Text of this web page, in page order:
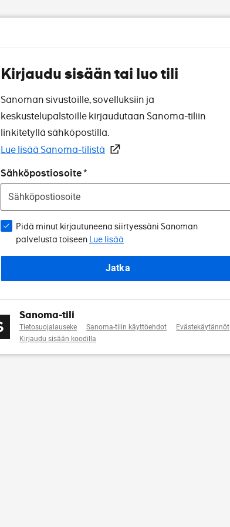
Kirjaudu sisään tai luo tili
Sanoman sivustoille, sovelluksiin ja
keskustelupalstoille kirjaudutaan Sanoma-tiliin
linkitetyllä sähköpostilla.
Lue lisää Sanoma-tilistä
Sähköpostiosoite
Pidä minut kirjautuneena siirtyessäni Sanoman
palvelusta toiseen Lue lisää
Jatka
Sanoma-tili
Tietosuojalauseke Sanoma-tilin käyttöehdot
Evästekäytännöt
Kirjaudu sisään koodilla